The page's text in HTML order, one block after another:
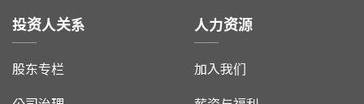
投资人关系
股东专栏
人力资源
加入我们